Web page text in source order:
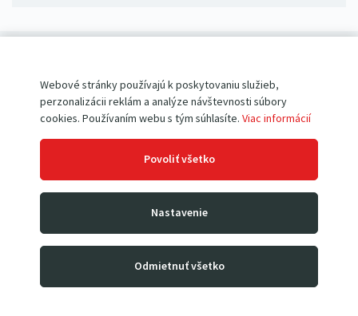
Webové stránky používajú k poskytovaniu služieb,
perzonalizácii reklám a analýze návštevnosti súbory
cookies. Používaním webu s tým súhlasíte. Viac informácií
Povoliť všetko
Nastavenie
Odmietnuť všetko
Paletové vozíky Vysokozdvižné vozíky
Dielenské žeriavy a hevery
Prepravné a dvojkolesové Priemyselné vážiace
systémy